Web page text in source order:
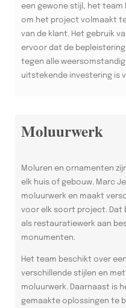
een gewone stijl, het
om het project volmaakt
van de klant. Het gebruik
ervoor dat de
tegen alle
uitstekende investering is
Moluurwerk
Moluren en ornamenten
elk huis of gebouw. Marc
moluurwerk en maakt
voor elk soort project. Dat
als restauratiewerk aan
monumenten.
Het team beschikt over
verschillende stijlen en
moluurwerk. Daarnaast is
gemaakte oplossingen te